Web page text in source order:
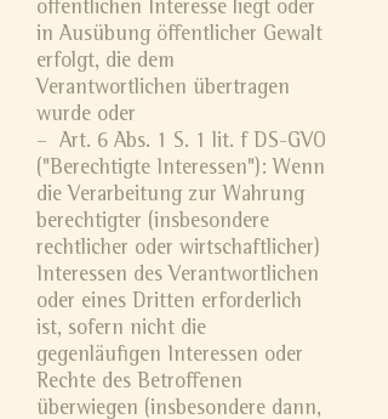
öffentlichen Interesse liegt oder
in Ausübung öffentlicher Gewalt
erfolgt, die dem
Verantwortlichen übertragen
wurde oder
– Art. 6 Abs. 1 S. 1 lit. f DS-GVO
("Berechtigte Interessen"): Wenn
die Verarbeitung zur Wahrung
berechtigter (insbesondere
rechtlicher oder wirtschaftlicher)
Interessen des Verantwortlichen
oder eines Dritten erforderlich
ist, sofern nicht die
gegenläufigen Interessen oder
Rechte des Betroffenen
überwiegen (insbesondere dann,